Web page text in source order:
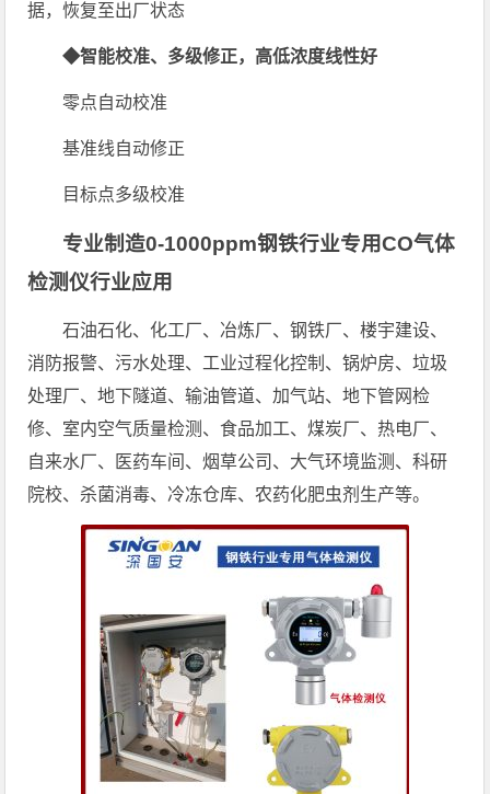
据，恢复至出厂状态
◆智能校准、多级修正，高低浓度线性好
零点自动校准
基准线自动修正
目标点多级校准
专业制造0-1000ppm钢铁行业专用CO气体
检测仪行业应用
石油石化、化工厂、冶炼厂、钢铁厂、楼宇建设、
消防报警、污水处理、工业过程化控制、锅炉房、垃圾
处理厂、地下隧道、输油管道、加气站、地下管网检
修、室内空气质量检测、食品加工、煤炭厂、热电厂、
自来水厂、医药车间、烟草公司、大气环境监测、科研
院校、杀菌消毒、冷冻仓库、农药化肥虫剂生产等。